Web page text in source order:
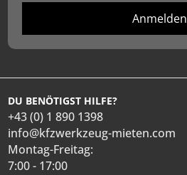
Anmelden
DU BENÖTIGST HILFE?
+43 (0) 1 890 1398
info@kfzwerkzeug-mieten.com
Montag-Freitag:
7:00 - 17:00